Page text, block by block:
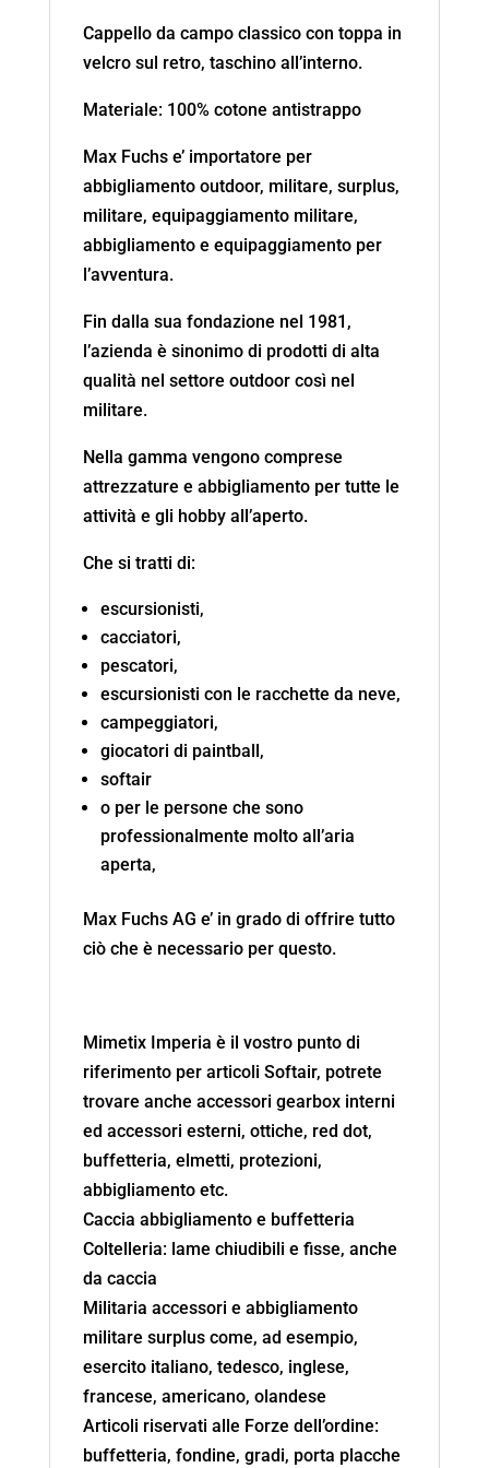
Cappello da campo classico con toppa in
velcro sul retro, taschino all’interno.
Materiale: 100% cotone antistrappo
Max Fuchs e’ importatore per
abbigliamento outdoor, militare, surplus,
militare, equipaggiamento militare,
abbigliamento e equipaggiamento per
l’avventura.
Fin dalla sua fondazione nel 1981,
l’azienda è sinonimo di prodotti di alta
qualità nel settore outdoor così nel
militare.
Nella gamma vengono comprese
attrezzature e abbigliamento per tutte le
attività e gli hobby all’aperto.
Che si tratti di:
escursionisti,
cacciatori,
pescatori,
escursionisti con le racchette da neve,
campeggiatori,
giocatori di paintball,
softair
o per le persone che sono
professionalmente molto all’aria
aperta,
Max Fuchs AG e’ in grado di offrire tutto
ciò che è necessario per questo.
Mimetix Imperia è il vostro punto di
riferimento per articoli Softair, potrete
trovare anche accessori gearbox interni
ed accessori esterni, ottiche, red dot,
buffetteria, elmetti, protezioni,
abbigliamento etc.
Caccia abbigliamento e buffetteria
Coltelleria: lame chiudibili e fisse, anche
da caccia
Militaria accessori e abbigliamento
militare surplus come, ad esempio,
esercito italiano, tedesco, inglese,
francese, americano, olandese
Articoli riservati alle Forze dell’ordine:
buffetteria, fondine, gradi, porta placche